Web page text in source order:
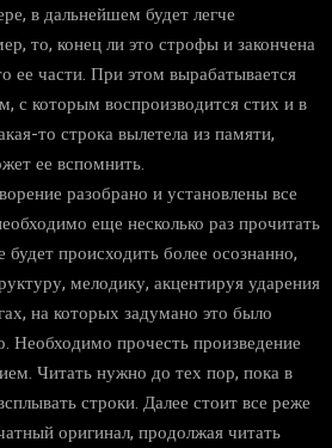
в дальнейшем будет легче
то, конец ли это строфы и закончена
ее части. При этом вырабатывается
с которым воспроизводится стих и в
то строка вылетела из памяти,
ее вспомнить.
разобрано и установлены все
еще несколько раз прочитать
будет происходить более осознанно,
мелодику, акцентируя ударения
на которых задумано это было
Необходимо прочесть произведение
Читать нужно до тех пор, пока в
строки. Далее стоит все реже
оригинал, продолжая читать